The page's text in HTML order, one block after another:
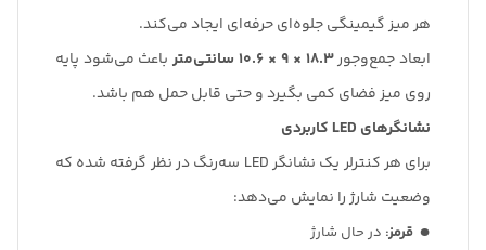
هر میز گیمینگی جلوه‌ای حرفه‌ای ایجاد می‌کند.
ابعاد جمع‌وجور۱۸.۳ × ۹ × ۱۰.۶ سانتی‌متر
باعث می‌شود پایه
روی میز فضای کمی بگیرد و حتی قابل حمل هم باشد.
نشانگرهای LED کاربردی
برای هر کنترلر یک نشانگر LED سه‌رنگ در نظر گرفته شده که
وضعیت شارژ را نمایش می‌دهد:
قرمز: در حال شارژ